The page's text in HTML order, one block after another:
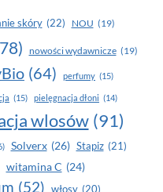
skóry (22) NOU (19)
nowości wydawnicze (19)
(64) perfumy (15)
(15) pielęgnacja dłoni (14)
wlosów (91)
Solverx (26) Stapiz (21)
witamina C (24)
(52) włosy (20)